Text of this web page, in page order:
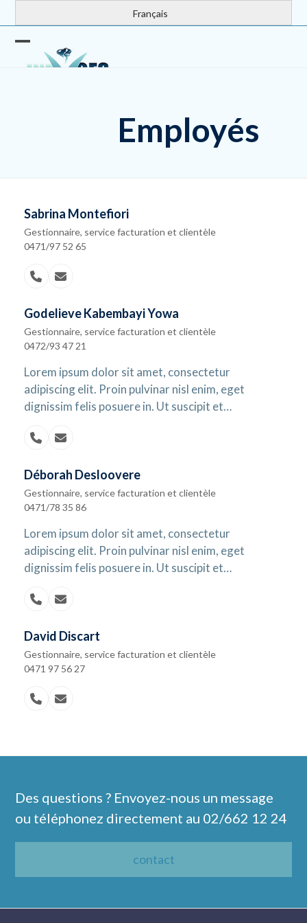
to
content
Français
Open
Close
Employés
Sabrina Montefiori
Gestionnaire, service facturation et clientèle
0471/97 52 65
N°
Email
Godelieve Kabembayi Yowa
Gestionnaire, service facturation et clientèle
0472/93 47 21
Lorem ipsum dolor sit amet, consectetur
adipiscing elit. Proin pulvinar nisl enim, eget
dignissim felis posuere in. Ut suscipit et…
N°
Email
Déborah Desloovere
Gestionnaire, service facturation et clientèle
0471/78 35 86
Lorem ipsum dolor sit amet, consectetur
adipiscing elit. Proin pulvinar nisl enim, eget
dignissim felis posuere in. Ut suscipit et…
N°
Email
David Discart
Gestionnaire, service facturation et clientèle
0471 97 56 27
N°
Email
Des questions ? Envoyez-nous un message
ou téléphonez directement au 02/662 12 24
contact